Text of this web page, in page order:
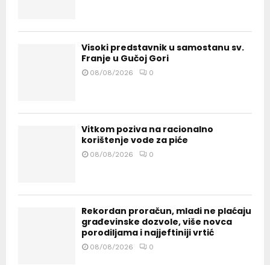
Visoki predstavnik u samostanu sv.
Franje u Gučoj Gori
08/08/2026 0
Vitkom poziva na racionalno
korištenje vode za piće
08/08/2026 0
Rekordan proračun, mladi ne plaćaju
građevinske dozvole, više novca
porodiljama i najjeftiniji vrtić
08/08/2026 0